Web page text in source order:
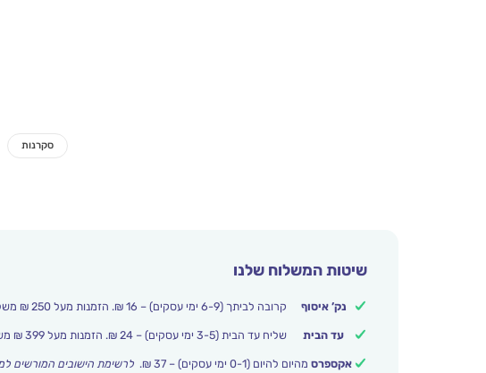
שיטות המשלוח שלנו
נק’ איסוף קרובה לביתך (6-9 ימי עסקים) – 16 ₪. הזמנות מעל 250 ₪ משלוח חינם.
עד הבית שליח עד הבית (3-5 ימי עסקים) – 24 ₪. הזמנות מעל 399 ₪ משלוח חינם.
אקספרס מהיום להיום (0-1 ימי עסקים) – 37 ₪. לרשימת הישובים המורשים